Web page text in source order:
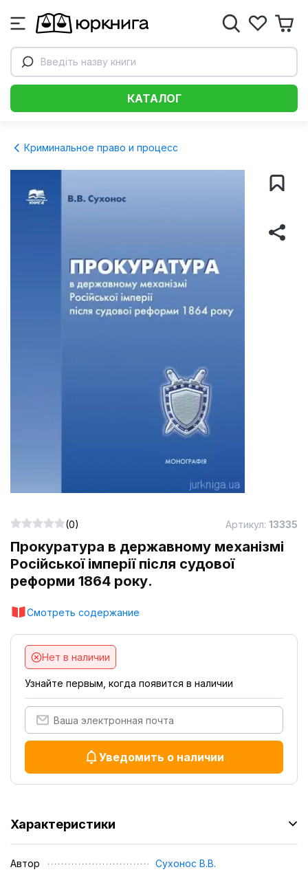
Введіть назву книги
КАТАЛОГ
Криминальное право и процесс
Прокуратура в державному механізмі
Російської імперії після судової
реформи 1864 року.
Смотреть содержание
(0) Артикул: 13335
Нет в наличии
Узнайте первым, когда появится в наличии
Уведомить о наличии
Характеристики
Автор
Сухонос В.В.